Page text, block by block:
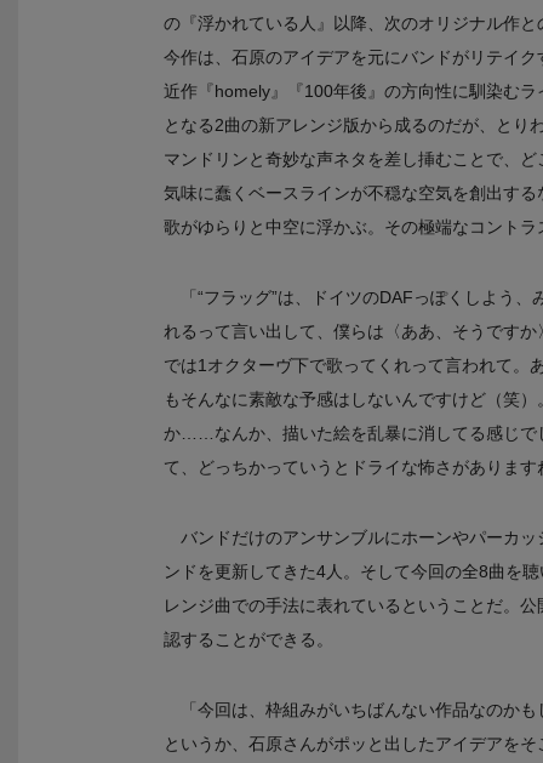
の『浮かれている人』以降、次のオリジナル作
今作は、石原のアイデアを元にバンドがリテイ
近作『homely』『100年後』の方向性に馴染む
となる2曲の新アレンジ版から成るのだが、とり
マンドリンと奇妙な声ネタを差し挿むことで、
気味に蠢くベースラインが不穏な空気を創出す
歌がゆらりと中空に浮かぶ。その極端なコント
「“フラッグ”は、ドイツのDAFっぽくしよう
れるって言い出して、僕らは〈ああ、そうです
では1オクターヴ下で歌ってくれって言われて
もそんなに素敵な予感はしないんですけど（笑
か……なんか、描いた絵を乱暴に消してる感じで
て、どっちかっていうとドライな怖さがあります
バンドだけのアンサンブルにホーンやパーカ
ンドを更新してきた4人。そして今回の全8曲を
レンジ曲での手法に表れているということだ。
認することができる。
「今回は、枠組みがいちばんない作品なのか
というか、石原さんがポッと出したアイデアを